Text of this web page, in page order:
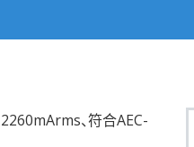
、符合AEC-